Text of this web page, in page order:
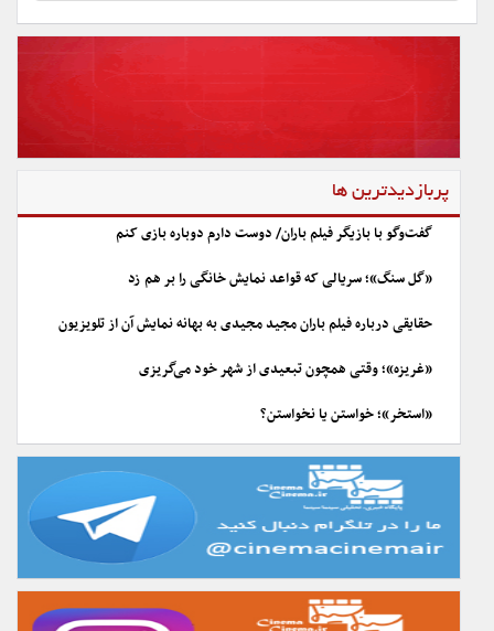
پربازدیدترین ها
گفت‌وگو با بازیگر فیلم باران/ دوست دارم دوباره بازی کنم
«گل سنگ»؛ سریالی که قواعد نمایش خانگی را بر هم زد
حقایقی درباره فیلم باران مجید مجیدی به بهانه نمایش آن از تلویزیون
«غریزه»؛ وقتی همچون تبعیدی از شهر خود می‌گریزی
«استخر»؛ خواستن یا نخواستن؟